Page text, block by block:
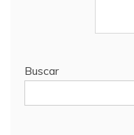
Buscar